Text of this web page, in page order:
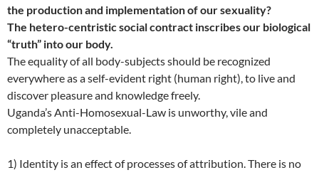
the production and implementation of our sexuality?
The hetero-centristic social contract inscribes our biological
“truth” into our body.
The equality of all body-subjects should be recognized
everywhere as a self-evident right (human right), to live and
discover pleasure and knowledge freely.
Uganda’s Anti-Homosexual-Law is unworthy, vile and
completely unacceptable.
1) Identity is an effect of processes of attribution. There is no